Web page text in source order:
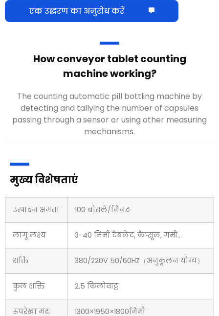
एक उद्धरण का अनुरोध करें
कन्वेयर टैबलेट काउंटिंग मशीन कैसे काम
करती है??
एक सेंसर के माध्यम से गुजरने वाले या अन्य माप तंत्र का
उपयोग करके कैप्सूल की संख्या का पता लगाकर और
मिलान करके स्वचालित गोली बॉटलिंग मशीन की
गिनती.
मुख्य विशेषताएं
उत्पादन क्षमता 100 बोतलें/मिनट
लागू लक्ष्य 3-40 मिमी टैबलेट, कैप्सूल, गमी...
शक्ति 380/220V 50/60HZ（अनुकूलन योग्य）
कुल शक्ति 2.5 किलोवाट्ट
रूपरेखा मंद. 1300×1950×1800मिमी